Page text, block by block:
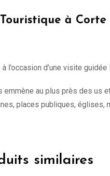
à Corte
l’occasion d’une visite guidée !
au plus près des us
places publiques, églises,
similaires